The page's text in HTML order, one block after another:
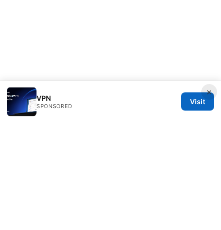
×
VPN
SPONSORED
Visit